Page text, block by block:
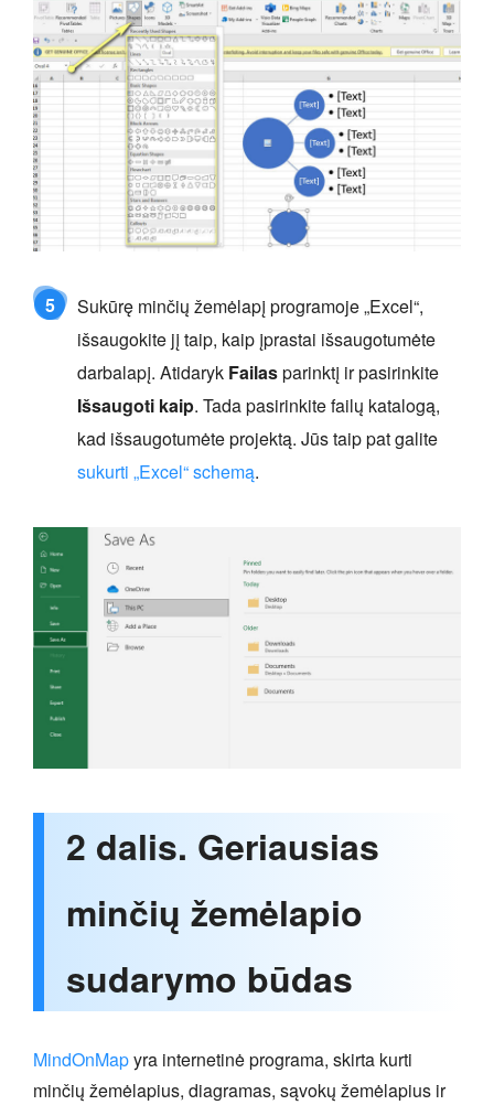
5
Sukūrę minčių žemėlapį programoje „Excel“,
išsaugokite jį taip, kaip įprastai išsaugotumėte
darbalapį. Atidaryk Failasparinktį ir pasirinkite
Išsaugoti kaip. Tada pasirinkite failų katalogą,
kad išsaugotumėte projektą. Jūs taip pat galite
sukurti „Excel“ schemą.
2 dalis. Geriausias
minčių žemėlapio
sudarymo būdas
MindOnMapyra internetinė programa, skirta kurti
minčių žemėlapius, diagramas, sąvokų žemėlapius ir